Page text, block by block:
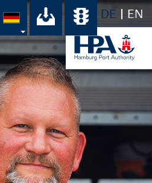
DE EN
im
Ihr Download-